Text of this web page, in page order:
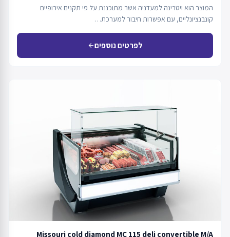
המוצר הוא ויטרינה למעדניה אשר מתוכננת על פי תקנים אירופיים
קונבנציונליים, עם אפשרות חיבור למערכת…
לפרטים נוספיםarrow_back
Missouri cold diamond MC 115 deli convertible M/A